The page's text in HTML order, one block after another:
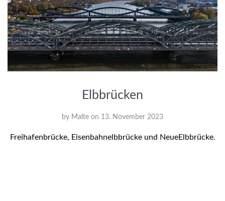
Elbbrücken
by Malte on 13. November 2023
Freihafenbrücke, Eisenbahnelbbrücke und NeueElbbrücke.